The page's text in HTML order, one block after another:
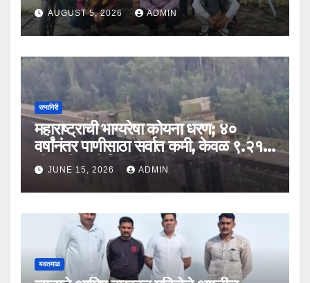
AUGUST 5, 2026 ADMIN
रत्नागिरी
महाराष्ट्राची भाग्यरेषा कोयना धरण; ४०
वर्षांनंतर पाणीसाठा सर्वात कमी, केवळ ९.२१
टीएमसी पाणी शिल्लक
JUNE 15, 2026 ADMIN
यवतमाळ